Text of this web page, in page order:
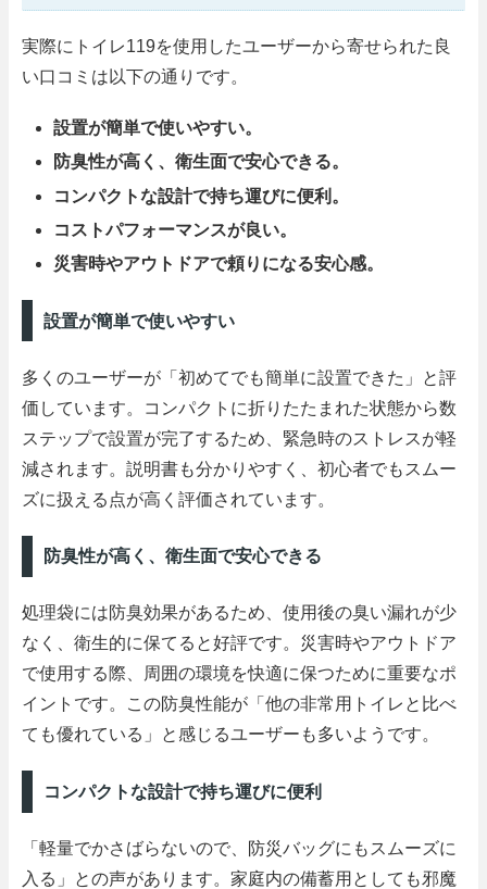
実際にトイレ119を使用したユーザーから寄せられた良
い口コミは以下の通りです。
設置が簡単で使いやすい。
防臭性が高く、衛生面で安心できる。
コンパクトな設計で持ち運びに便利。
コストパフォーマンスが良い。
災害時やアウトドアで頼りになる安心感。
設置が簡単で使いやすい
多くのユーザーが「初めてでも簡単に設置できた」と評
価しています。コンパクトに折りたたまれた状態から数
ステップで設置が完了するため、緊急時のストレスが軽
減されます。説明書も分かりやすく、初心者でもスムー
ズに扱える点が高く評価されています。
防臭性が高く、衛生面で安心できる
処理袋には防臭効果があるため、使用後の臭い漏れが少
なく、衛生的に保てると好評です。災害時やアウトドア
で使用する際、周囲の環境を快適に保つために重要なポ
イントです。この防臭性能が「他の非常用トイレと比べ
ても優れている」と感じるユーザーも多いようです。
コンパクトな設計で持ち運びに便利
「軽量でかさばらないので、防災バッグにもスムーズに
入る」との声があります。家庭内の備蓄用としても邪魔